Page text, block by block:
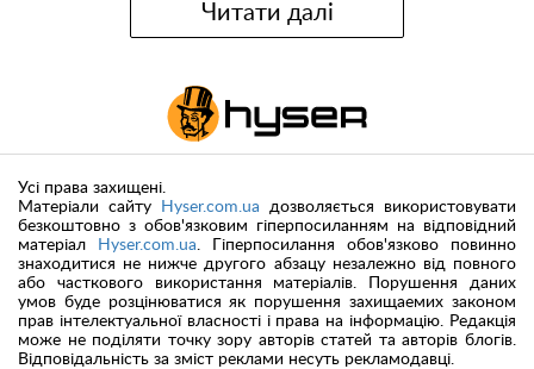
Читати далі
Усі права захищені.
Матеріали сайту
Hyser.com.ua дозволяється використовувати
безкоштовно з обов'язковим гіперпосиланням на відповідний
матеріал
Hyser.com.ua . Гіперпосилання обов'язково повинно
знаходитися не нижче другого абзацу незалежно від повного
або часткового використання матеріалів. Порушення даних
умов буде розцінюватися як порушення захищаемих законом
прав інтелектуальної власності і права на інформацію. Редакція
може не поділяти точку зору авторів статей та авторів блогів.
Відповідальність за зміст реклами несуть рекламодавці.